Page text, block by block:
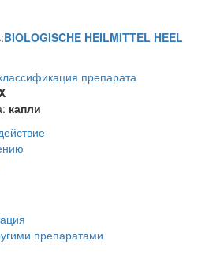
BIOLOGISCHE HEILMITTEL HEEL
препарата
капли
препаратами